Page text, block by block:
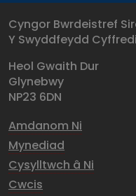
Cyngor Bwrdeistref
Y Swyddfeydd
Heol Gwaith Dur
Glynebwy
NP23 6DN
Amdanom Ni
Mynediad
Cysylltwch â Ni
Cwcis